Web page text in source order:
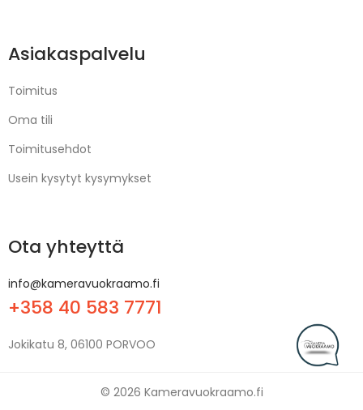
Asiakaspalvelu
Toimitus
Oma tili
Toimitusehdot
Usein kysytyt kysymykset
Ota yhteyttä
info@kameravuokraamo.fi
+358 40 583 7771
Jokikatu 8, 06100 PORVOO
© 2026 Kameravuokraamo.fi